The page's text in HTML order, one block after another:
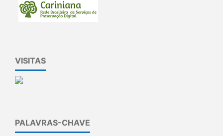
VISITAS
PALAVRAS-CHAVE